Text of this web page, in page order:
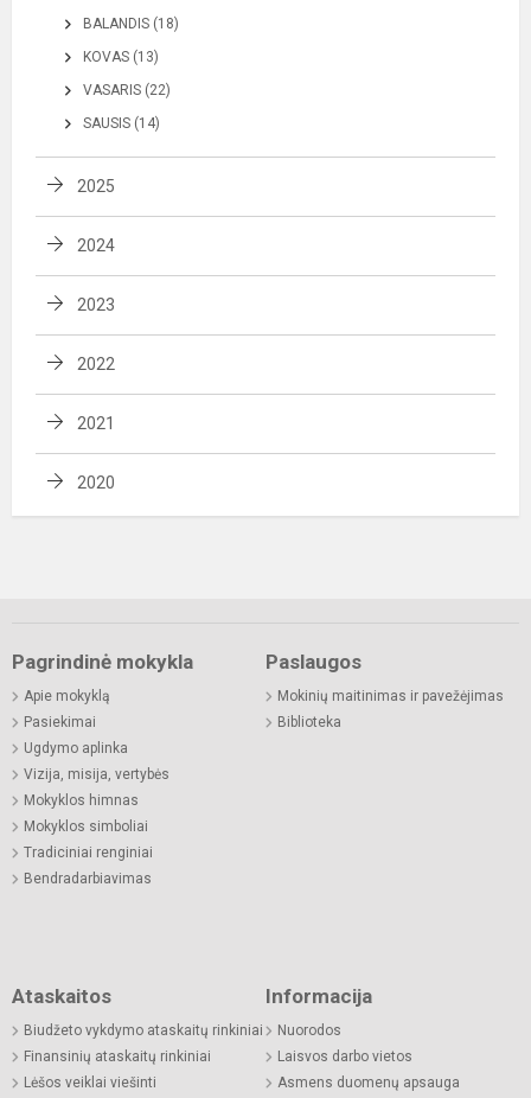
BALANDIS (18)
KOVAS (13)
VASARIS (22)
SAUSIS (14)
2025
2024
2023
2022
2021
2020
Pagrindinė mokykla
Apie mokyklą
Pasiekimai
Ugdymo aplinka
Vizija, misija, vertybės
Mokyklos himnas
Mokyklos simboliai
Tradiciniai renginiai
Bendradarbiavimas
Paslaugos
Mokinių maitinimas ir pavežėjimas
Biblioteka
Ataskaitos
Biudžeto vykdymo ataskaitų rinkiniai
Finansinių ataskaitų rinkiniai
Lėšos veiklai viešinti
Informacija
Nuorodos
Laisvos darbo vietos
Asmens duomenų apsauga